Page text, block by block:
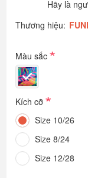
Hãy là
Thương hiệu:
Màu sắc*
Kích cỡ*
Size 10/26
Size 8/24
Size 12/28